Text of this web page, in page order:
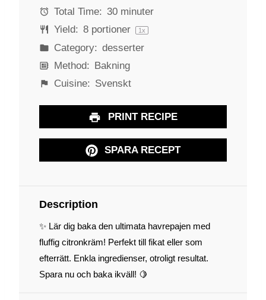
s
s
s
Total Time: 30 minuter
Yield: 8portioner 1x
Category: desserter
Method: Bakning
Cuisine: Svenskt
PRINT RECIPE
SPARA RECEPT
Description
✨ Lär dig baka den ultimata havrepajen med
fluffig citronkräm! Perfekt till fikat eller som
efterrätt. Enkla ingredienser, otroligt resultat.
Spara nu och baka ikväll! 🍋